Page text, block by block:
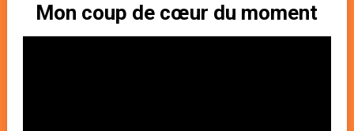
Mon coup de cœur du moment